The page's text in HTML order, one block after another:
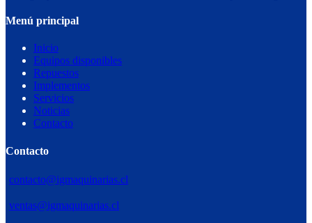
Menú principal
Inicio
Equipos disponibles
Repuestos
Implementos
Servicios
Noticias
Contacto
Contacto
contacto@igmaquinarias.cl
ventas@igmaquinarias.cl